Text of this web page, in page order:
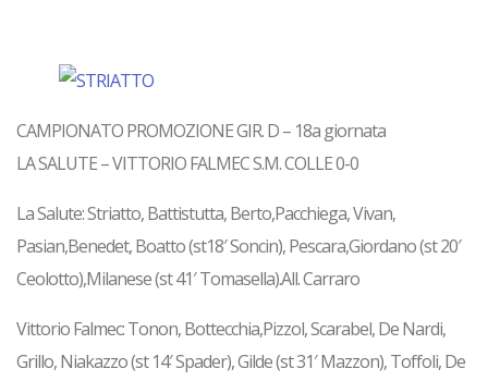
CAMPIONATO PROMOZIONE GIR. D – 18a giornata
LA SALUTE – VITTORIO FALMEC S.M. COLLE 0-0
La Salute: Striatto, Battistutta, Berto,Pacchiega, Vivan,
Pasian,Benedet, Boatto (st18′ Soncin), Pescara,Giordano (st 20′
Ceolotto),Milanese (st 41′ Tomasella).All. Carraro
Vittorio Falmec: Tonon, Bottecchia,Pizzol, Scarabel, De Nardi,
Grillo, Niakazzo (st 14′ Spader), Gilde (st 31′ Mazzon), Toffoli, De